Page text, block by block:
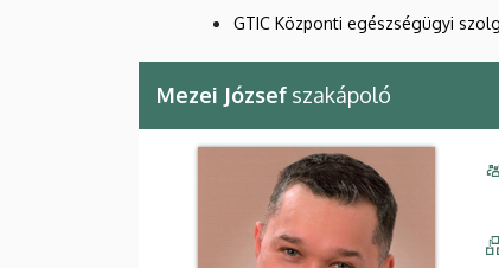
GTIC Központi egészségügyi
Mezei József szakápoló